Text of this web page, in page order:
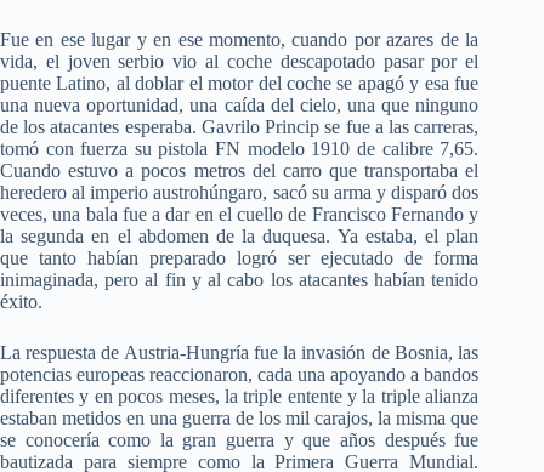
Fue en ese lugar y en ese momento, cuando por azares de la
vida, el joven serbio vio al coche descapotado pasar por el
puente Latino, al doblar el motor del coche se apagó y esa fue
una nueva oportunidad, una caída del cielo, una que ninguno
de los atacantes esperaba. Gavrilo Princip se fue a las carreras,
tomó con fuerza su pistola FN modelo 1910 de calibre 7,65.
Cuando estuvo a pocos metros del carro que transportaba el
heredero al imperio austrohúngaro, sacó su arma y disparó dos
veces, una bala fue a dar en el cuello de Francisco Fernando y
la segunda en el abdomen de la duquesa. Ya estaba, el plan
que tanto habían preparado logró ser ejecutado de forma
inimaginada, pero al fin y al cabo los atacantes habían tenido
éxito.
La respuesta de Austria-Hungría fue la invasión de Bosnia, las
potencias europeas reaccionaron, cada una apoyando a bandos
diferentes y en pocos meses, la triple entente y la triple alianza
estaban metidos en una guerra de los mil carajos, la misma que
se conocería como la gran guerra y que años después fue
bautizada para siempre como la Primera Guerra Mundial.